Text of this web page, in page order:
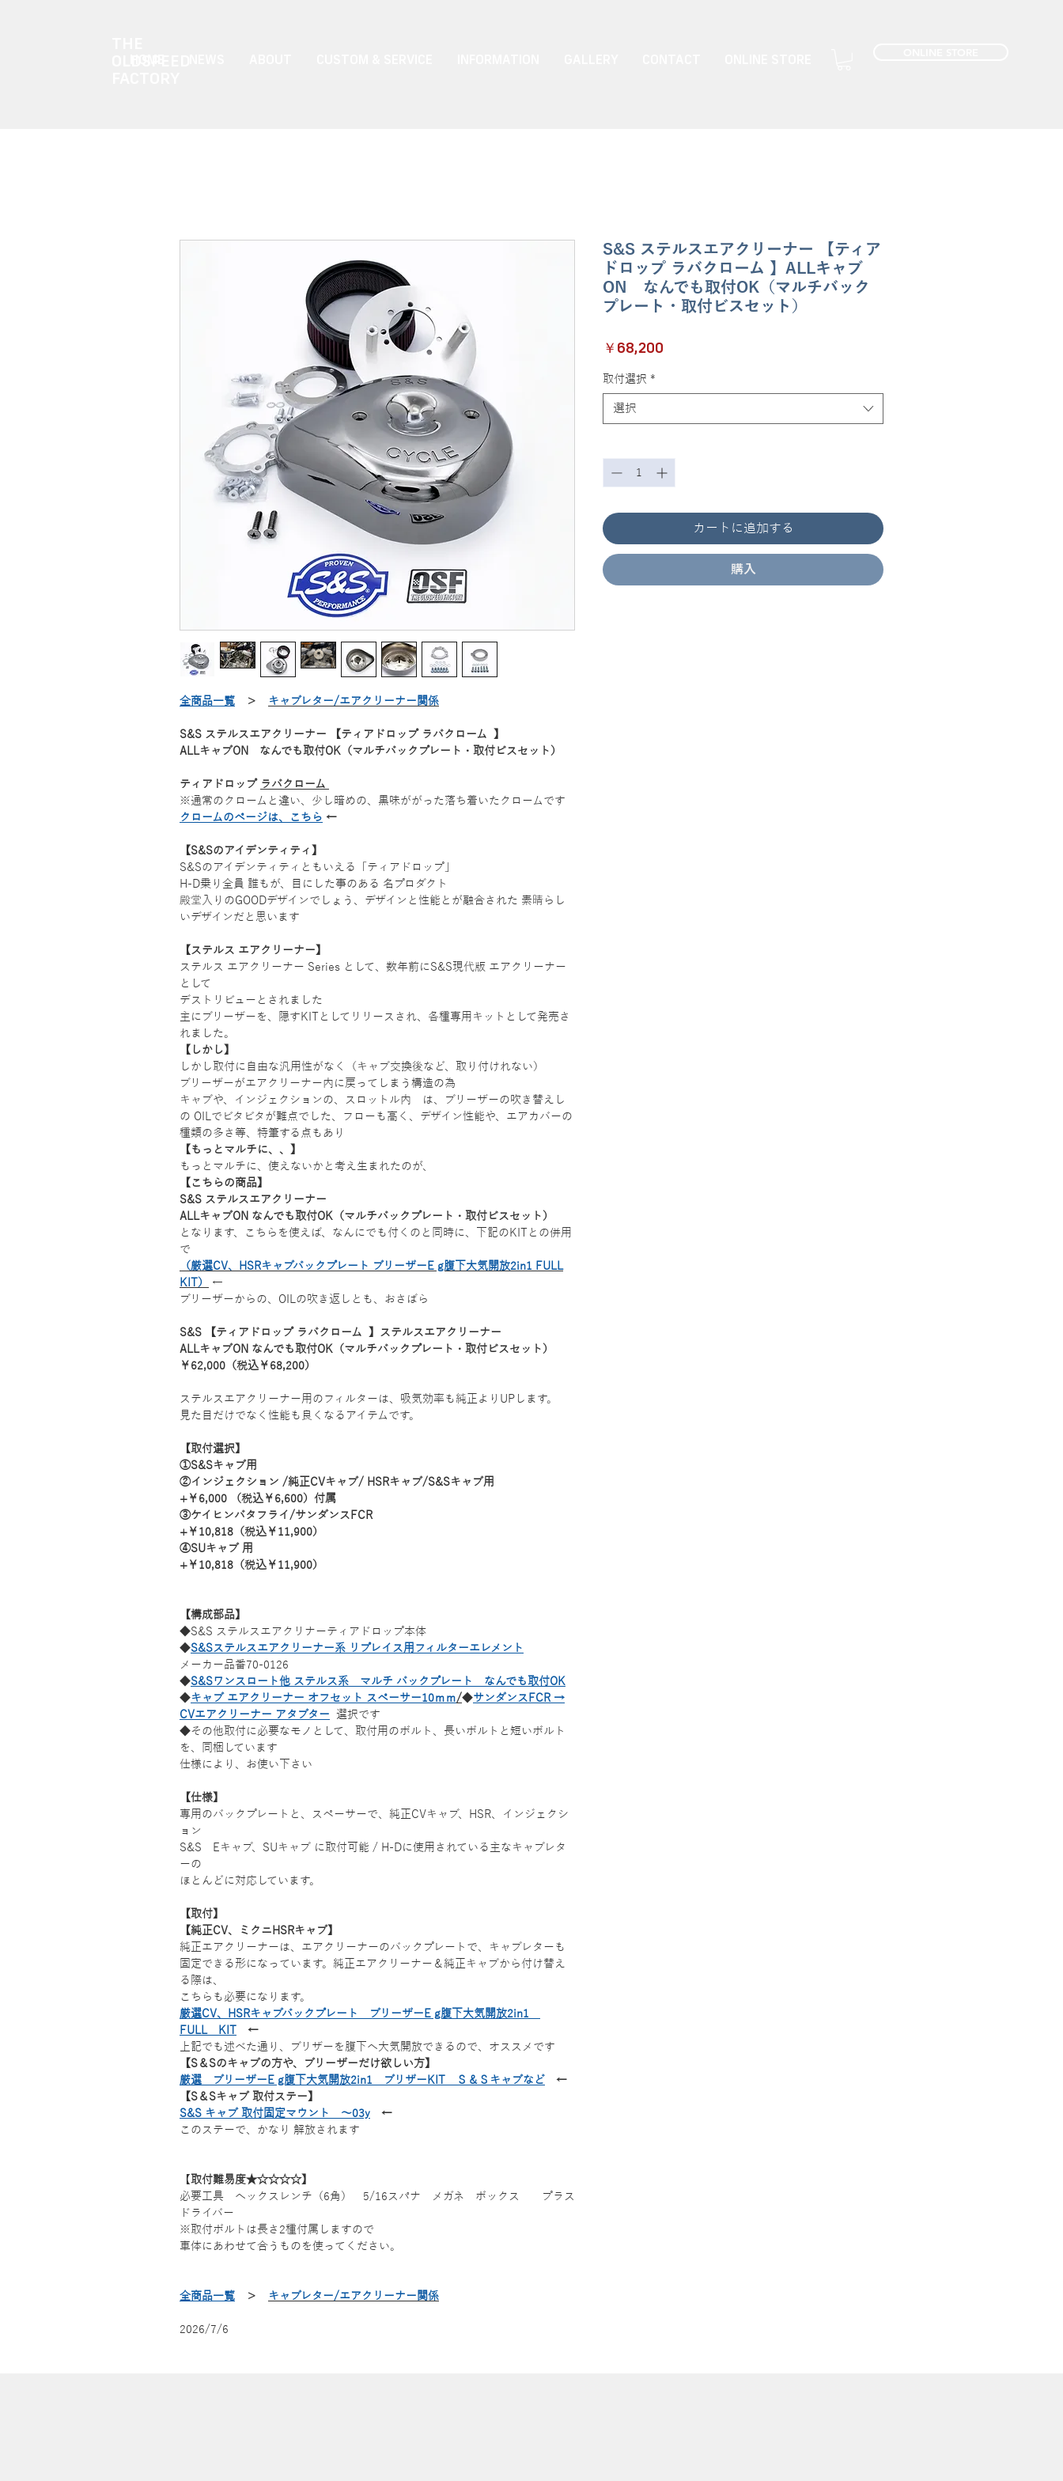
全商品一覧 ＞ キャブレター/エアクリーナー関係
S&S ステルスエアクリーナー 【ティアドロップ ラバクローム 】
ALLキャブON なんでも取付OK（マルチバックプレート・取付ビスセット）
ティアドロップ ラバクローム
※通常のクロームと違い、少し暗めの、黒味ががった落ち着いたクロームです
クロームのページは、こちら ←
【S&Sのアイデンティティ】
S&Sのアイデンティティともいえる「ティアドロップ」
H-D乗り全員 誰もが、目にした事のある 名プロダクト
殿堂入りのGOODデザインでしょう、デザインと性能とが融合された 素晴らし
いデザインだと思います
【ステルス エアクリーナー】
ステルス エアクリーナー Series として、数年前にS&S現代版 エアクリーナー
として
デストリビューとされました
主にブリーザーを、隠すKITとしてリリースされ、各種専用キットとして発売さ
れました。
【しかし】
しかし取付に自由な汎用性がなく（キャブ交換後など、取り付けれない）
ブリーザーがエアクリーナー内に戻ってしまう構造の為
キャブや、インジェクションの、スロットル内 は、ブリーザーの吹き替えし
の OILでビタビタが難点でした、フローも高く、デザイン性能や、エアカバーの
種類の多さ等、特筆する点もあり
【もっとマルチに、、】
もっとマルチに、使えないかと考え生まれたのが、
【こちらの商品】
S&S ステルスエアクリーナー
ALLキャブON なんでも取付OK（マルチバックプレート・取付ビスセット）
となります、こちらを使えば、なんにでも付くのと同時に、下記のKITとの併用
で
（厳選CV、HSRキャブバックプレート ブリーザーE g腹下大気開放2in1 FULL
KIT）
←
ブリーザーからの、OILの吹き返しとも、おさばら
S&S 【ティアドロップ ラバクローム 】ステルスエアクリーナー
ALLキャブON なんでも取付OK（マルチバックプレート・取付ビスセット）
￥62,000（税込￥68,200）
ステルスエアクリーナー用のフィルターは、吸気効率も純正よりUPします。
見た目だけでなく性能も良くなるアイテムです。
【取付選択】
①S&Sキャブ用
②インジェクション /純正CVキャブ/ HSRキャブ/S&Sキャブ用
+￥6,000 （税込￥6,600）付属
③ケイヒンバタフライ/サンダンスFCR
+￥10,818（税込￥11,900）
④SUキャブ 用
+￥10,818（税込￥11,900）
【構成部品】
◆S&S ステルスエアクリナーティアドロップ本体
◆S&Sステルスエアクリーナー系 リプレイス用フィルターエレメント
メーカー品番70-0126
◆S&Sワンスロート他 ステルス系 マルチ バックプレート なんでも取付OK
◆キ ャブ エアクリーナー オフセット スペーサー10ｍｍ/◆サンダンスFCR →
CVエアクリーナー アタブター 選択です
◆その他取付に必要なモノとして、取付用のボルト、長いボルトと短いボルト
を、同梱しています
仕様により、お使い下さい
【仕様】
専用のバックプレートと、スペーサーで、純正CVキャブ、HSR、インジェクシ
ョン
S&S Eキャブ、SUキャブ に取付可能 / H-Dに使用されている主なキャブレタ
ーの
ほとんどに対応しています。
【取付】
【純正CV、ミクニHSRキャブ】
純正エアクリーナーは、エアクリーナーのバックプレートで、キャブレターも
固定できる形になっています。純正エアクリーナー＆純正キャブから付け替え
る際は、
こちらも必要になります。
厳選CV、HSRキャブバックプレート ブリーザーE g腹下大気開放2in1
FULL KIT
←
上記でも述べた通り、ブリザーを腹下へ大気開放できるので、オススメです
【S＆Sのキャブの方や、ブリーザーだけ欲しい方】
厳選 ブリーザーE g腹下大気開放2in1 ブリザーKIT Ｓ＆Ｓキャブなど
←
【S＆Sキャブ 取付ステー】
S&S キャブ 取付固定マウント ～03y ←
このステーで、かなり 解放されます
​【取付難易度★☆☆☆☆】
必要工具 へックスレンチ（6角） 5/16スパナ メガネ ボックス プラス
ドライバー
※取付ボルトは長さ2種付属しますので
車体にあわせて合うものを使ってください。
全商品一覧 ＞ キャブレター/エアクリーナー関係
2026/7/6
S&S ステルスエアクリーナー 【ティア
ドロップ ラバクローム 】ALLキャブ
ON なんでも取付OK（マルチバック
プレート・取付ビスセット）
￥68,200
取付選択 *
選択
カートに追加する
購入